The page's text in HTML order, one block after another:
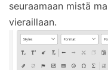
seuraamaan mistä
vieraillaan.